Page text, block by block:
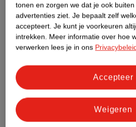
Nature Impact Score
Dit product
Bestel & Bezorginformatie
Bekijk ook
tonen en zorgen we dat je ook
advertenties ziet. Je bepaalt zelf
accepteert. Je kunt je voorkeuren
intrekken. Meer informatie over hoe
verwerken lees je in ons
Weigeren
Accepteer